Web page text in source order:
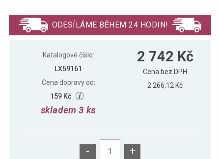
ODESÍLÁME BĚHEM 24 HODIN!
Katalogové číslo:
LX59161
Cena dopravy od:
159 Kč
skladem 3 ks
2 742 Kč
Cena bez DPH
2 266,12 Kč
- +